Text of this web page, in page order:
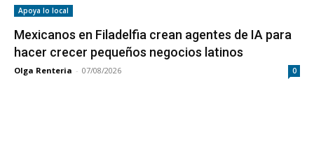
Apoya lo local
Mexicanos en Filadelfia crean agentes de IA para
hacer crecer pequeños negocios latinos
Olga Renteria - 07/08/2026 0